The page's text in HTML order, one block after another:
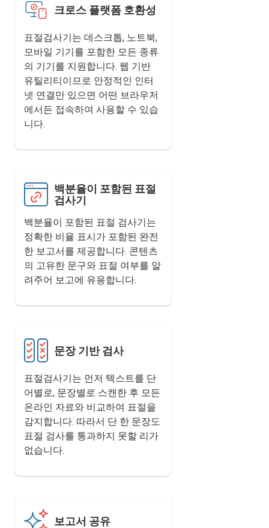
크로스 플랫폼 호환성
표절검사기는 데스크톱, 노트북,
모바일 기기를 포함한 모든 종류
의 기기를 지원합니다. 웹 기반
유틸리티이므로 안정적인 인터
넷 연결만 있으면 어떤 브라우저
에서든 접속하여 사용할 수 있습
니다.
백분율이 포함된 표절
검사기
백분율이 포함된 표절 검사기는
정확한 비율 표시가 포함된 완전
한 보고서를 제공합니다. 콘텐츠
의 고유한 문구와 표절 여부를 알
려주어 보고에 유용합니다.
문장 기반 검사
표절검사기는 먼저 텍스트를 단
어별로, 문장별로 스캔한 후 모든
온라인 자료와 비교하여 표절을
감지합니다. 따라서 단 한 문장도
표절 검사를 통과하지 못할 리가
없습니다.
보고서 공유